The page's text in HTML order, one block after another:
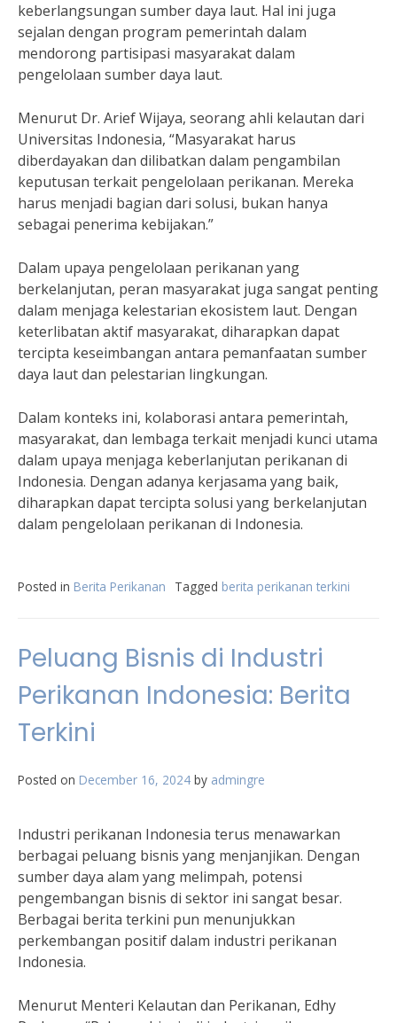
keberlangsungan sumber daya laut. Hal ini juga
sejalan dengan program pemerintah dalam
mendorong partisipasi masyarakat dalam
pengelolaan sumber daya laut.
Menurut Dr. Arief Wijaya, seorang ahli kelautan dari
Universitas Indonesia, “Masyarakat harus
diberdayakan dan dilibatkan dalam pengambilan
keputusan terkait pengelolaan perikanan. Mereka
harus menjadi bagian dari solusi, bukan hanya
sebagai penerima kebijakan.”
Dalam upaya pengelolaan perikanan yang
berkelanjutan, peran masyarakat juga sangat penting
dalam menjaga kelestarian ekosistem laut. Dengan
keterlibatan aktif masyarakat, diharapkan dapat
tercipta keseimbangan antara pemanfaatan sumber
daya laut dan pelestarian lingkungan.
Dalam konteks ini, kolaborasi antara pemerintah,
masyarakat, dan lembaga terkait menjadi kunci utama
dalam upaya menjaga keberlanjutan perikanan di
Indonesia. Dengan adanya kerjasama yang baik,
diharapkan dapat tercipta solusi yang berkelanjutan
dalam pengelolaan perikanan di Indonesia.
Posted in Berita Perikanan Tagged berita perikanan terkini
Peluang Bisnis di Industri
Perikanan Indonesia: Berita
Terkini
Posted on December 16, 2024 by admingre
Industri perikanan Indonesia terus menawarkan
berbagai peluang bisnis yang menjanjikan. Dengan
sumber daya alam yang melimpah, potensi
pengembangan bisnis di sektor ini sangat besar.
Berbagai berita terkini pun menunjukkan
perkembangan positif dalam industri perikanan
Indonesia.
Menurut Menteri Kelautan dan Perikanan, Edhy